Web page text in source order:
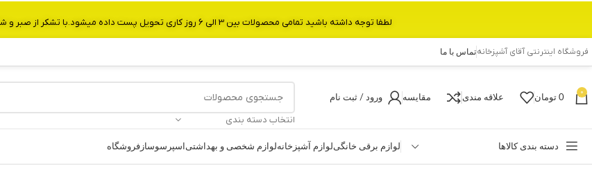
فروشگاه اینترنتی آقای آشپزخانهتماس با ما
0
0 تومان علاقه مندی مقایسه ورود / ثبت نام
انتخاب دسته بندی
دسته بندی کالاها لوازم برقی خانگیلوازم آشپزخانهلوازم شخصی و بهداشتی اسپرسوساز فروشگاه
لطفا توجه داشته باشید تمامی محصولات بین 3 الی 6 روز کاری تحویل پست داده میشود.با تشکر از صبر و شکیبایی شما.شماره تماس:09907750029